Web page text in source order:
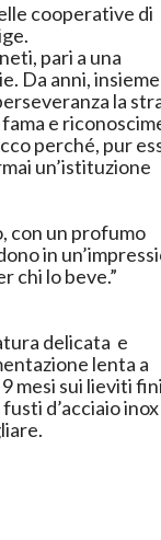
cooperative di
pari a una
Da anni, insieme
la
e
perché, pur
un’istituzione
con un profumo
in
chi lo beve.”
delicata e
lenta a
mesi sui lieviti
d’acciaio inox